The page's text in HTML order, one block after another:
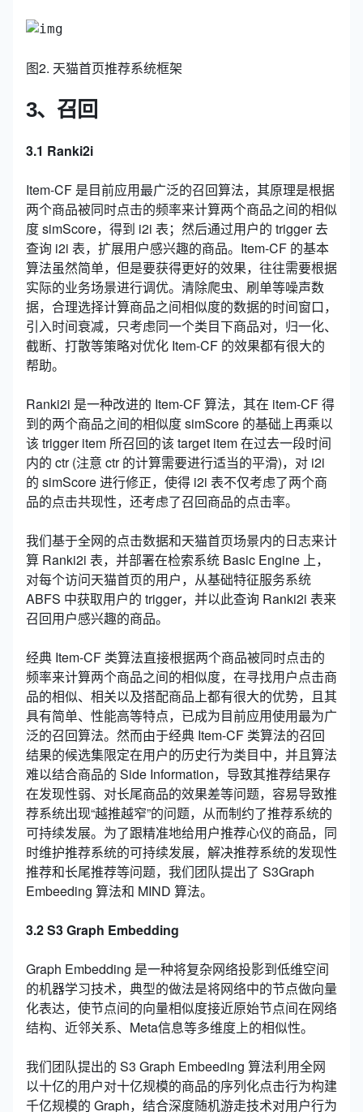
图2. 天猫首页推荐系统框架
3、召回
3.1 Ranki2i
Item-CF 是目前应用最广泛的召回算法，其原理是根据
两个商品被同时点击的频率来计算两个商品之间的相似
度 simScore，得到 i2i 表；然后通过用户的 trigger 去
查询 i2i 表，扩展用户感兴趣的商品。Item-CF 的基本
算法虽然简单，但是要获得更好的效果，往往需要根据
实际的业务场景进行调优。清除爬虫、刷单等噪声数
据，合理选择计算商品之间相似度的数据的时间窗口，
引入时间衰减，只考虑同一个类目下商品对，归一化、
截断、打散等策略对优化 Item-CF 的效果都有很大的
帮助。
Ranki2i 是一种改进的 Item-CF 算法，其在 item-CF 得
到的两个商品之间的相似度 simScore 的基础上再乘以
该 trigger item 所召回的该 target item 在过去一段时间
内的 ctr (注意 ctr 的计算需要进行适当的平滑)，对 i2i
的 simScore 进行修正，使得 i2i 表不仅考虑了两个商
品的点击共现性，还考虑了召回商品的点击率。
我们基于全网的点击数据和天猫首页场景内的日志来计
算 Ranki2i 表，并部署在检索系统 Basic Engine 上，
对每个访问天猫首页的用户，从基础特征服务系统
ABFS 中获取用户的 trigger，并以此查询 Ranki2i 表来
召回用户感兴趣的商品。
经典 Item-CF 类算法直接根据两个商品被同时点击的
频率来计算两个商品之间的相似度，在寻找用户点击商
品的相似、相关以及搭配商品上都有很大的优势，且其
具有简单、性能高等特点，已成为目前应用使用最为广
泛的召回算法。然而由于经典 Item-CF 类算法的召回
结果的候选集限定在用户的历史行为类目中，并且算法
难以结合商品的 Side Information，导致其推荐结果存
在发现性弱、对长尾商品的效果差等问题，容易导致推
荐系统出现“越推越窄”的问题，从而制约了推荐系统的
可持续发展。为了跟精准地给用户推荐心仪的商品，同
时维护推荐系统的可持续发展，解决推荐系统的发现性
推荐和长尾推荐等问题，我们团队提出了 S3Graph
Embeeding 算法和 MIND 算法。
3.2 S3 Graph Embedding
Graph Embedding 是一种将复杂网络投影到低维空间
的机器学习技术，典型的做法是将网络中的节点做向量
化表达，使节点间的向量相似度接近原始节点间在网络
结构、近邻关系、Meta信息等多维度上的相似性。
我们团队提出的 S3 Graph Embeeding 算法利用全网
以十亿的用户对十亿规模的商品的序列化点击行为构建
千亿规模的 Graph，结合深度随机游走技术对用户行为